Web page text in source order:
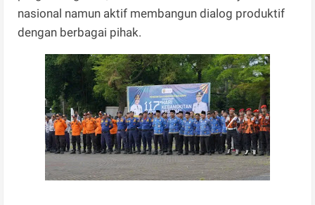
nasional namun aktif membangun dialog produktif
dengan berbagai pihak.